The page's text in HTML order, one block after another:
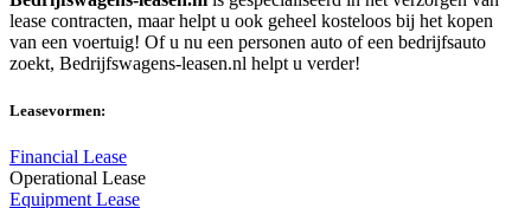
lease contracten, maar helpt u ook geheel kosteloos bij het kopen
van een voertuig! Of u nu een personen auto of een bedrijfsauto
zoekt, Bedrijfswagens-leasen.nl helpt u verder!
Leasevormen:
Financial Lease
Operational Lease
Equipment Lease